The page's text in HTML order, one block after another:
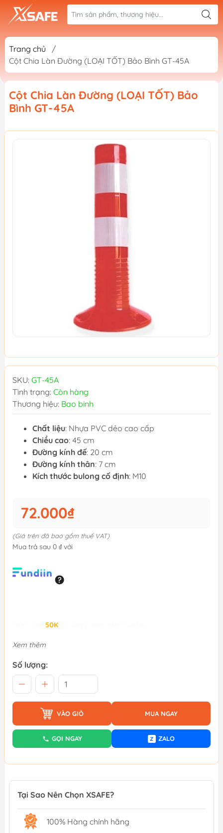
Trang chủ
/
Cột Chia Làn Đường (LOẠI TỐT) Bảo Bình GT-45A
Cột Chia Làn Đường (LOẠI TỐT) Bảo
Bình GT-45A
SKU: GT-45A
Tình trạng: Còn hàng
Thương hiệu: Bao binh
Chất liệu: Nhựa PVC dẻo cao cấp
Chiều cao: 45 cm
Đường kính đế: 20 cm
Đường kính thân: 7 cm
Kích thước bulong cố định: M10
72.000₫
(Giá trên đã bao gồm thuế VAT)
Mua trả sau 0 ₫ với
50K
Xem thêm
Số lượng:
VÀO GIỎ MUA NGAY
GỌI NGAY Z ZALO
Tại Sao Nên Chọn XSAFE?
100% Hàng chính hãng